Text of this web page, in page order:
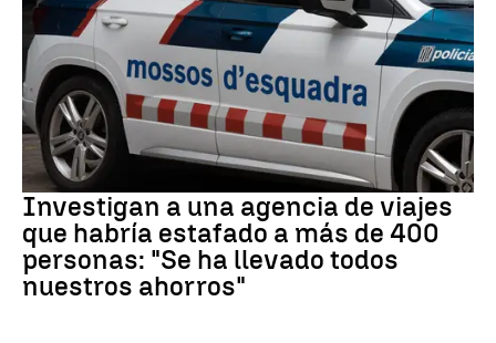
Estafa
Investigan a una agencia de viajes
que habría estafado a más de 400
personas: "Se ha llevado todos
nuestros ahorros"